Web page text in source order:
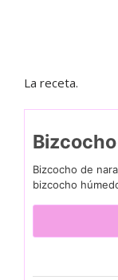
La receta.
Bizcocho de
bizcocho